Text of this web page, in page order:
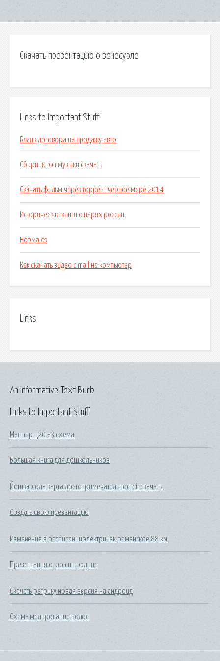
Скачать презентацию о венесуэле
Links to Important Stuff
Бланк договора на продажу авто
Сборник рэп музыки скачать
Скачать фильм через торрент черное море 2014
Исторические книги о царях россии
Норма cs
Как скачать видео с mail на компьютер
Links
Links to Important Stuff
Магистр ц20 а3 схема
Большая книга для дошкольников
Йошкар ола карта достопримечательностей скачать
Создать свою презентацию
Изменения в расписании электричек раменское 88 км
Презентация о россии родине
Скачать ретрику новая версия на андроид
Схема мелирование волос
An Informative Text Blurb